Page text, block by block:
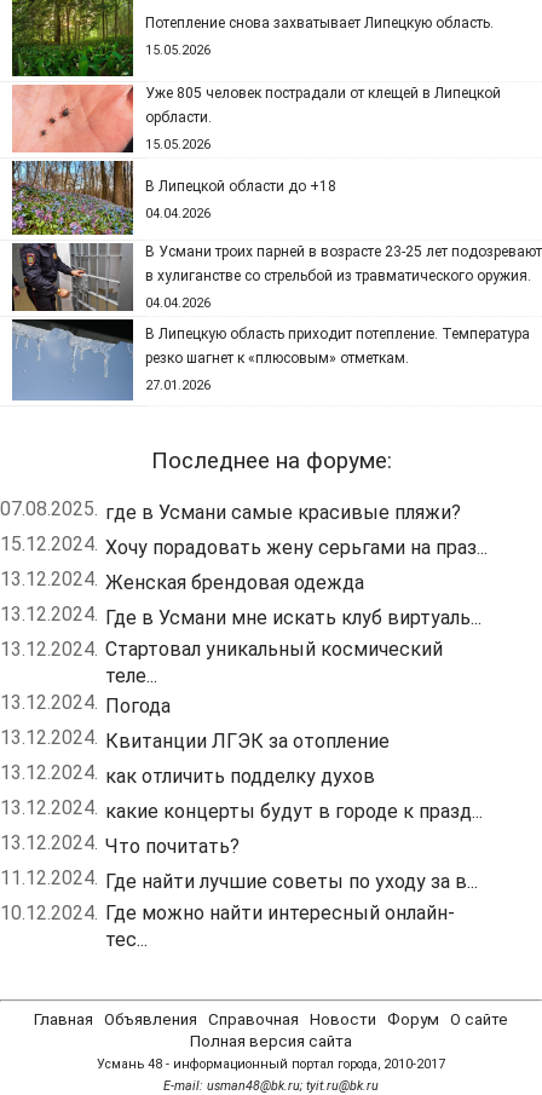
Потепление снова захватывает Липецкую область.
15.05.2026
Уже 805 человек пострадали от клещей в Липецкой
орбласти.
15.05.2026
В Липецкой области до +18
04.04.2026
В Усмани троих парней в возрасте 23-25 лет подозревают
в хулиганстве со стрельбой из травматического оружия.
04.04.2026
В Липецкую область приходит потепление. Температура
резко шагнет к «плюсовым» отметкам.
27.01.2026
Последнее на форуме:
07.08.2025. где в Усмани самые красивые пляжи?
15.12.2024. Хочу порадовать жену серьгами на праз...
13.12.2024. Женская брендовая одежда
13.12.2024. Где в Усмани мне искать клуб виртуаль...
13.12.2024. Стартовал уникальный космический
теле...
13.12.2024. Погода
13.12.2024. Квитанции ЛГЭК за отопление
13.12.2024. как отличить подделку духов
13.12.2024. какие концерты будут в городе к празд...
13.12.2024. Что почитать?
11.12.2024. Где найти лучшие советы по уходу за в...
10.12.2024. Где можно найти интересный онлайн-
тес...
Главная Объявления Справочная Новости Форум
О сайте
Полная версия сайта
Усмань 48 - информационный портал города, 2010-2017
Е-mail: usman48@bk.ru; tyit.ru@bk.ru